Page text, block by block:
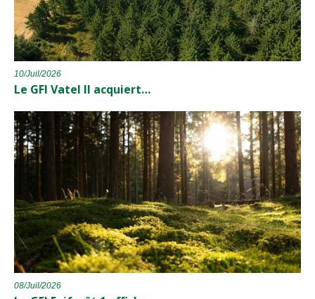
10/Juil/2026
Le GFI Vatel II acquiert…
08/Juil/2026